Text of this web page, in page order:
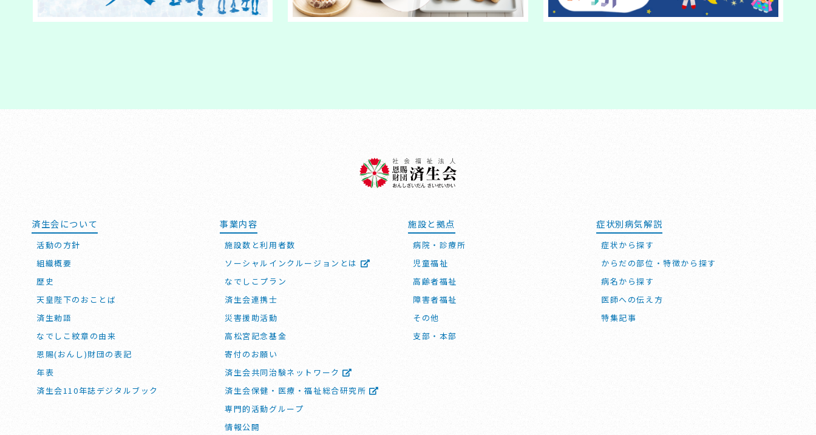
済生会について
活動の方針
組織概要
歴史
天皇陛下のおことば
済生勅語
なでしこ紋章の由来
恩賜(おんし)財団の表記
年表
済生会110年誌デジタルブック
事業内容
施設数と利用者数
ソーシャルインクルージョンとは
なでしこプラン
済生会連携士
災害援助活動
高松宮記念基金
寄付のお願い
済生会共同治験ネットワーク
済生会保健・医療・福祉総合研究所
専門的活動グループ
情報公開
施設と拠点
病院・診療所
児童福祉
高齢者福祉
障害者福祉
その他
支部・本部
症状別病気解説
症状から探す
からだの部位・特徴から探す
病名から探す
医師への伝え方
特集記事